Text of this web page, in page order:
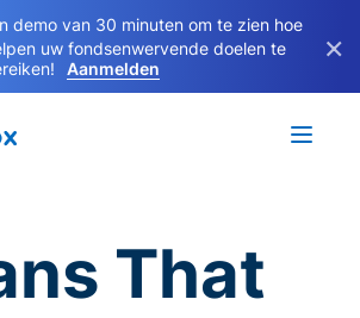
demo van 30 minuten om te zien hoe
uw fondsenwervende doelen te
Aanmelden
×
That